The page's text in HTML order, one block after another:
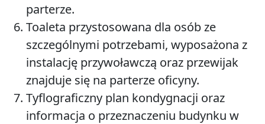
parterze.
Toaleta przystosowana dla osób ze
szczególnymi potrzebami, wyposażona z
instalację przywoławczą oraz przewijak
znajduje się na parterze oficyny.
Tyflograficzny plan kondygnacji oraz
informacja o przeznaczeniu budynku w